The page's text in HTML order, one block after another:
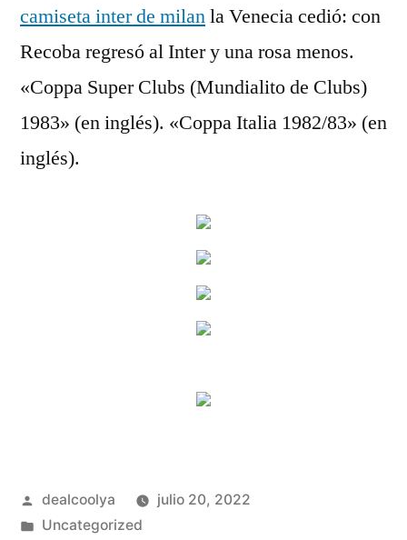
camiseta inter de milanla Venecia cedió: con
Recoba regresó al Inter y una rosa menos.
«Coppa Super Clubs (Mundialito de Clubs)
1983» (en inglés). «Coppa Italia 1982/83» (en
inglés).
Publicado
por
dealcoolya
julio 20, 2022
Publicado
Uncategorized